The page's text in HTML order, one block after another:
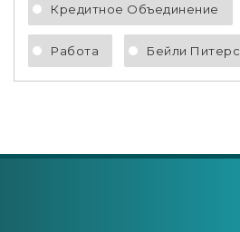
Кредитное Объединение
Работа Бейли Питерс